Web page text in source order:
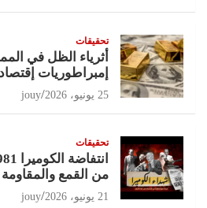
تحقيقات
أثرياء الظل في
إمبراطوريات
25 يونيو، 2026 jouy
تحقيقات
من القمع والمقاومة
21 يونيو، 2026 jouy